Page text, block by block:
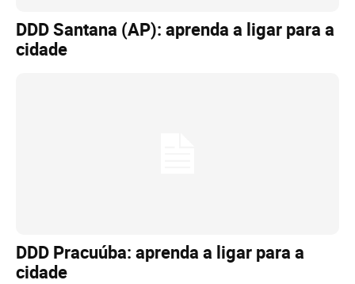
DDD Santana (AP): aprenda a ligar para a
cidade
DDD Pracuúba: aprenda a ligar para a
cidade